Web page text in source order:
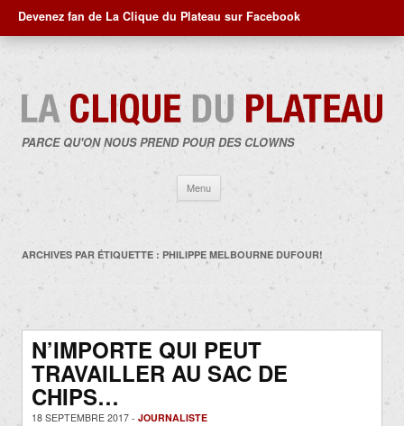
Devenez fan de La Clique du Plateau sur Facebook
PARCE QU'ON NOUS PREND POUR DES CLOWNS
Menu
contenu
ARCHIVES PAR ÉTIQUETTE : PHILIPPE MELBOURNE DUFOUR!
N’IMPORTE QUI PEUT
TRAVAILLER AU SAC DE
CHIPS…
18 SEPTEMBRE 2017 - JOURNALISTE